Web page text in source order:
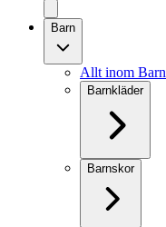
Barn
Allt inom Barn
Barnkläder
Barnskor